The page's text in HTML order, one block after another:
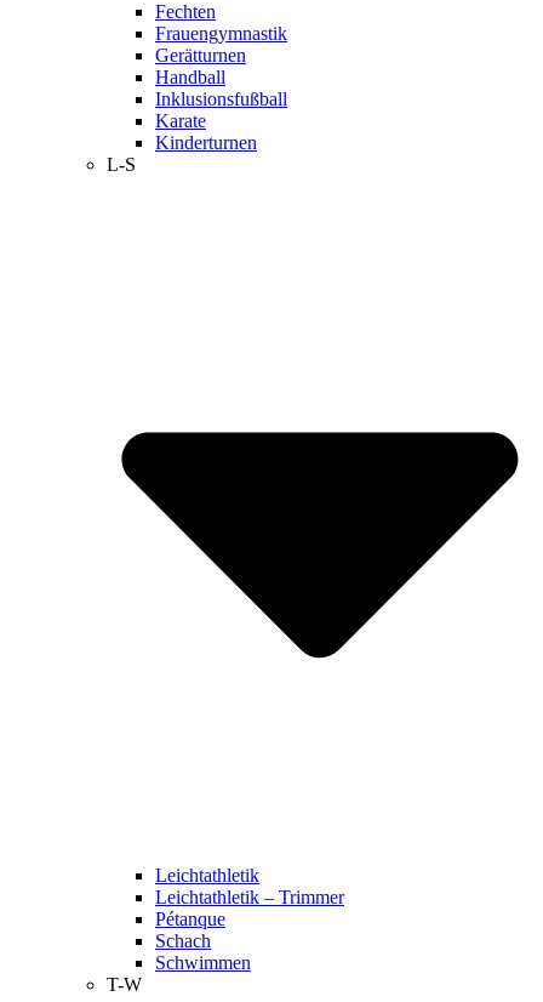
Fechten
Frauengymnastik
Gerätturnen
Handball
Inklusionsfußball
Karate
Kinderturnen
L-S
Leichtathletik
Leichtathletik – Trimmer
Pétanque
Schach
Schwimmen
T-W